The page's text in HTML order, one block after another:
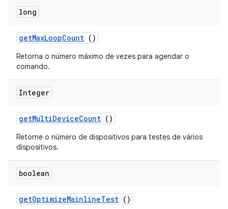
long
getMaxLoopCount ()
Retorna o número máximo de vezes para agendar o
comando.
Integer
getMultiDeviceCount ()
Retorne o número de dispositivos para testes de vários
dispositivos.
boolean
getOptimizeMainlineTest ()